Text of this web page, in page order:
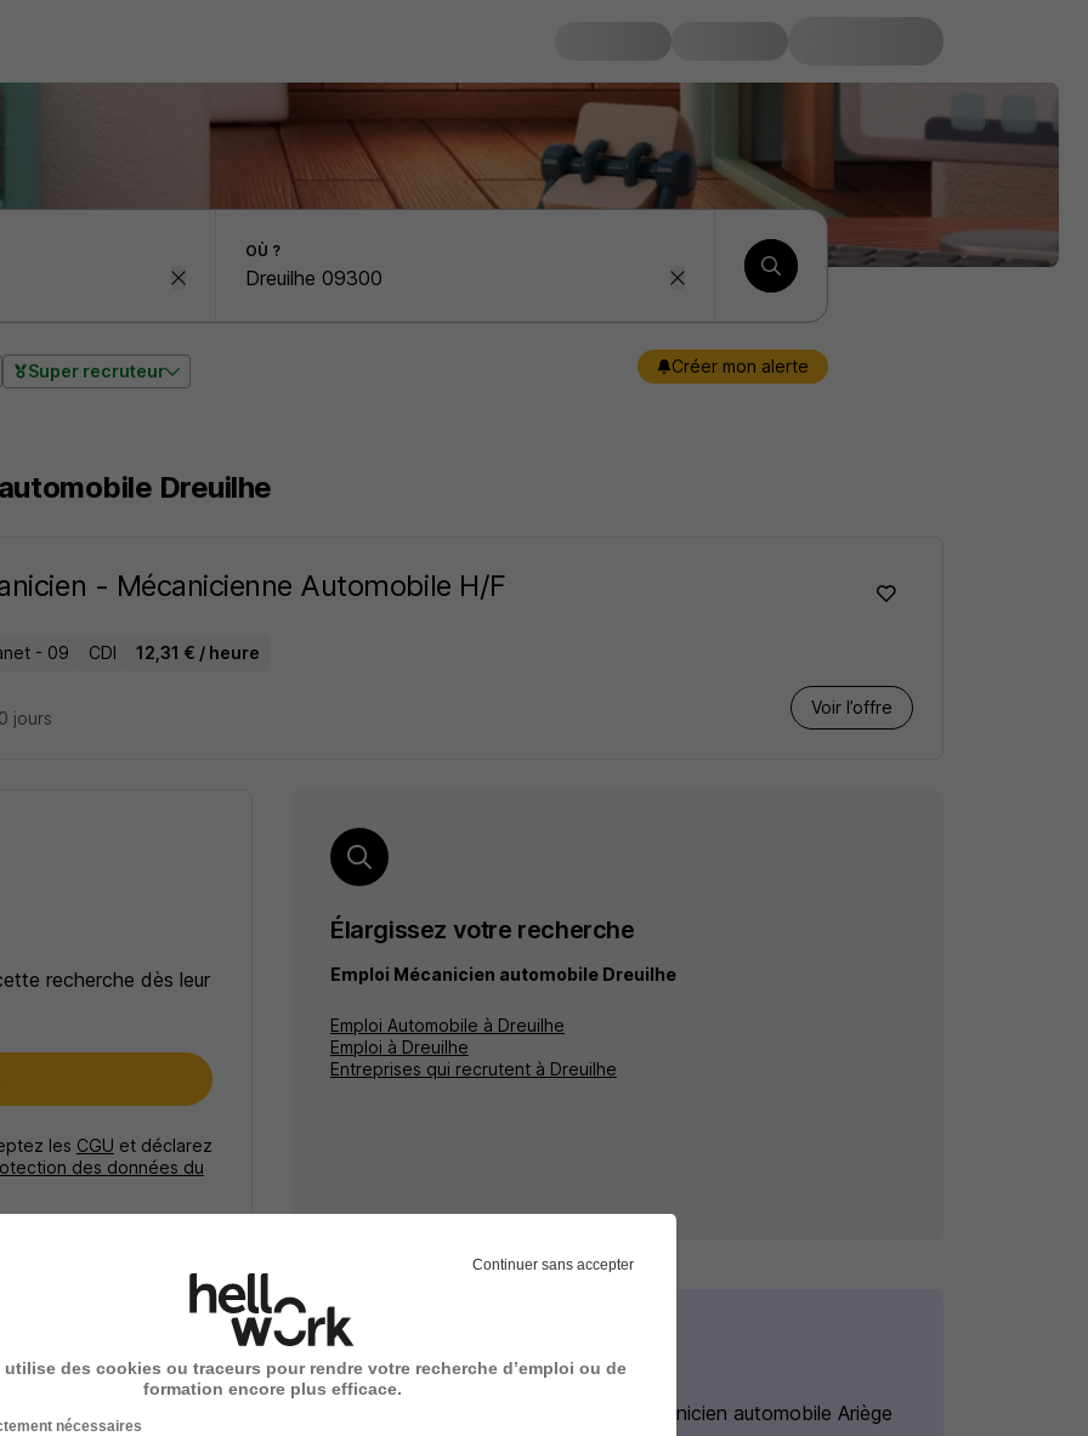
OÙ ?
Super recruteur Créer mon alerte
Dreuilhe
- Mécanicienne Automobile H/F
- 09 CDI 12,31 € / heure
Voir l’offre
jours
recherche dès leur
les CGU et déclarez
des données du
Élargissez votre recherche
Emploi Mécanicien automobile Dreuilhe
Emploi Automobile à Dreuilhe
Emploi à Dreuilhe
Entreprises qui recrutent à Dreuilhe
Emploi Mécanicien automobile Ariège
Continuer sans accepter
utilise des cookies ou traceurs pour rendre votre recherche d’emploi ou de
formation encore plus efficace.
nécessaires